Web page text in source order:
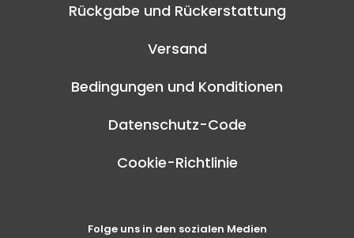
Rückgabe und Rückerstattung
Versand
Bedingungen und Konditionen
Datenschutz-Code
Cookie-Richtlinie
Folge uns in den sozialen Medien